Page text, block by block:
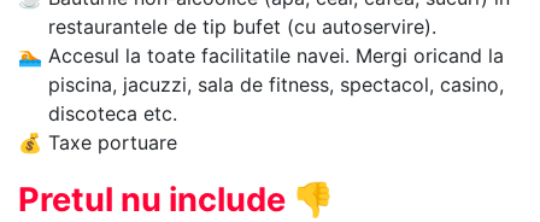
restaurantele de tip bufet (cu autoservire).
🏊‍ Accesul la toate facilitatile navei. Mergi oricand la
piscina, jacuzzi, sala de fitness, spectacol, casino,
discoteca etc.
💰 Taxe portuare
Pretul nu include 👎